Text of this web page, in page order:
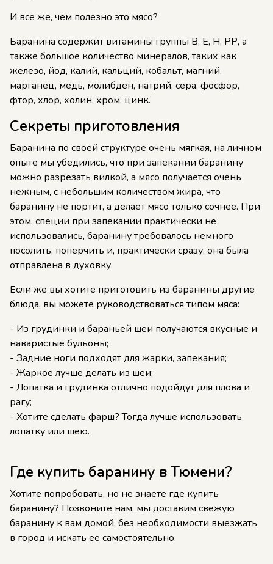
И все же, чем полезно это мясо?
Баранина содержит витамины группы В, Е, Н, РР, а
также большое количество минералов, таких как
железо, йод, калий, кальций, кобальт, магний,
марганец, медь, молибден, натрий, сера, фосфор,
фтор, хлор, холин, хром, цинк.
Секреты приготовления
Баранина по своей структуре очень мягкая, на личном
опыте мы убедились, что при запекании баранину
можно разрезать вилкой, а мясо получается очень
нежным, с небольшим количеством жира, что
баранину не портит, а делает мясо только сочнее. При
этом, специи при запекании практически не
использовались, баранину требовалось немного
посолить, поперчить и, практически сразу, она была
отправлена в духовку.
Если же вы хотите приготовить из баранины другие
блюда, вы можете руководствоваться типом мяса:
- Из грудинки и бараньей шеи получаются вкусные и
наваристые бульоны;
- Задние ноги подходят для жарки, запекания;
- Жаркое лучше делать из шеи;
- Лопатка и грудинка отлично подойдут для плова и
рагу;
- Хотите сделать фарш? Тогда лучше использовать
лопатку или шею.
Где купить баранину в Тюмени?
Хотите попробовать, но не знаете где купить
баранину? Позвоните нам, мы доставим свежую
баранину к вам домой, без необходимости выезжать
в город и искать ее самостоятельно.